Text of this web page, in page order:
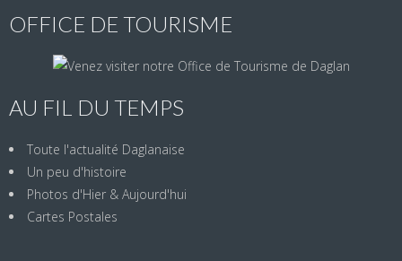
OFFICE DE TOURISME
AU FIL DU TEMPS
Toute l'actualité Daglanaise
Un peu d'histoire
Photos d'Hier & Aujourd'hui
Cartes Postales